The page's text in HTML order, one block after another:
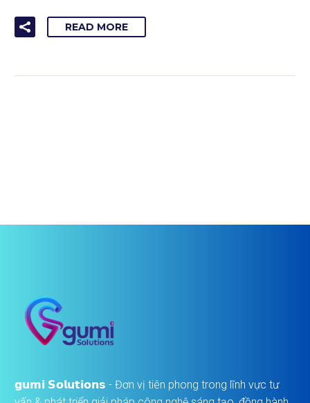
READ MORE
𝗴𝘂𝗺𝗶 𝗦𝗼𝗹𝘂𝘁𝗶𝗼𝗻𝘀 - Đơn vị tiên phong trong lĩnh vực tư